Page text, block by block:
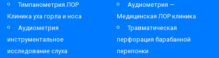
Тимпанометрия ЛОР
Клиника уха горла и носа
Аудиометрия —
Медицинская ЛОР клиника
Аудиометрия
инструментальное
исследование слуха
Травматическая
перфорация барабанной
перепонки